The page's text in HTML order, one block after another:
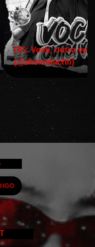
DS: Você, outra vez!
(@domodachii)